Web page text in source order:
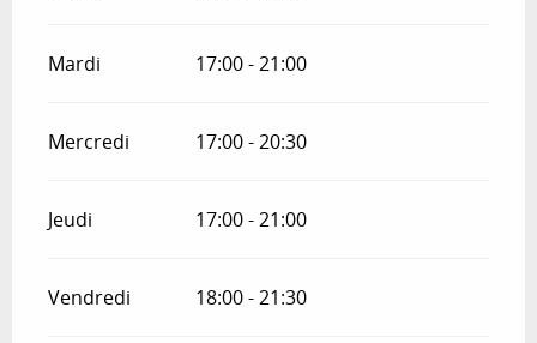
Mardi 17:00 - 21:00
Mercredi 17:00 - 20:30
Jeudi 17:00 - 21:00
Vendredi 18:00 - 21:30